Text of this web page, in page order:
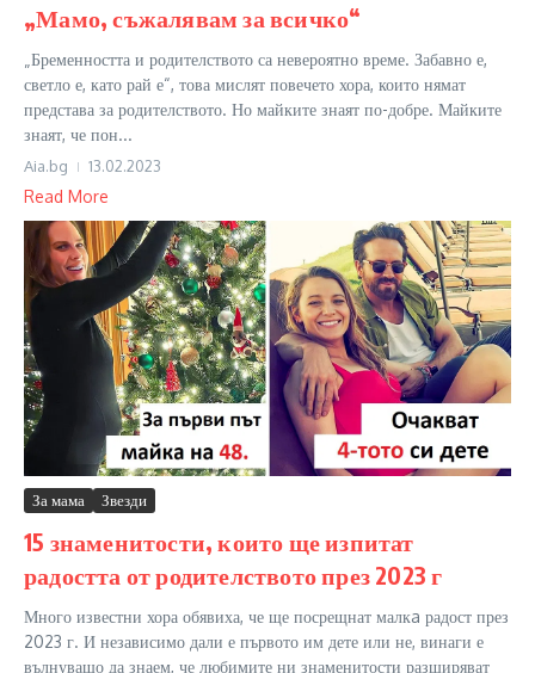
„Мамо, съжалявам за всичко“
„Бременността и родителството са невероятно време. Забавно е,
светло е, като рай е“, това мислят повечето хора, които нямат
представа за родителството. Но майките знаят по-добре. Майките
знаят, че пон...
Aia.bg 13.02.2023
Read More
За мама Звезди
15 знаменитости, които ще изпитат
радостта от родителството през 2023 г
Много известни хора обявиха, че ще посрещнат малкa радост през
2023 г. И независимо дали е първото им дете или не, винаги е
вълнуващо да знаем, че любимите ни знаменитости разширяват